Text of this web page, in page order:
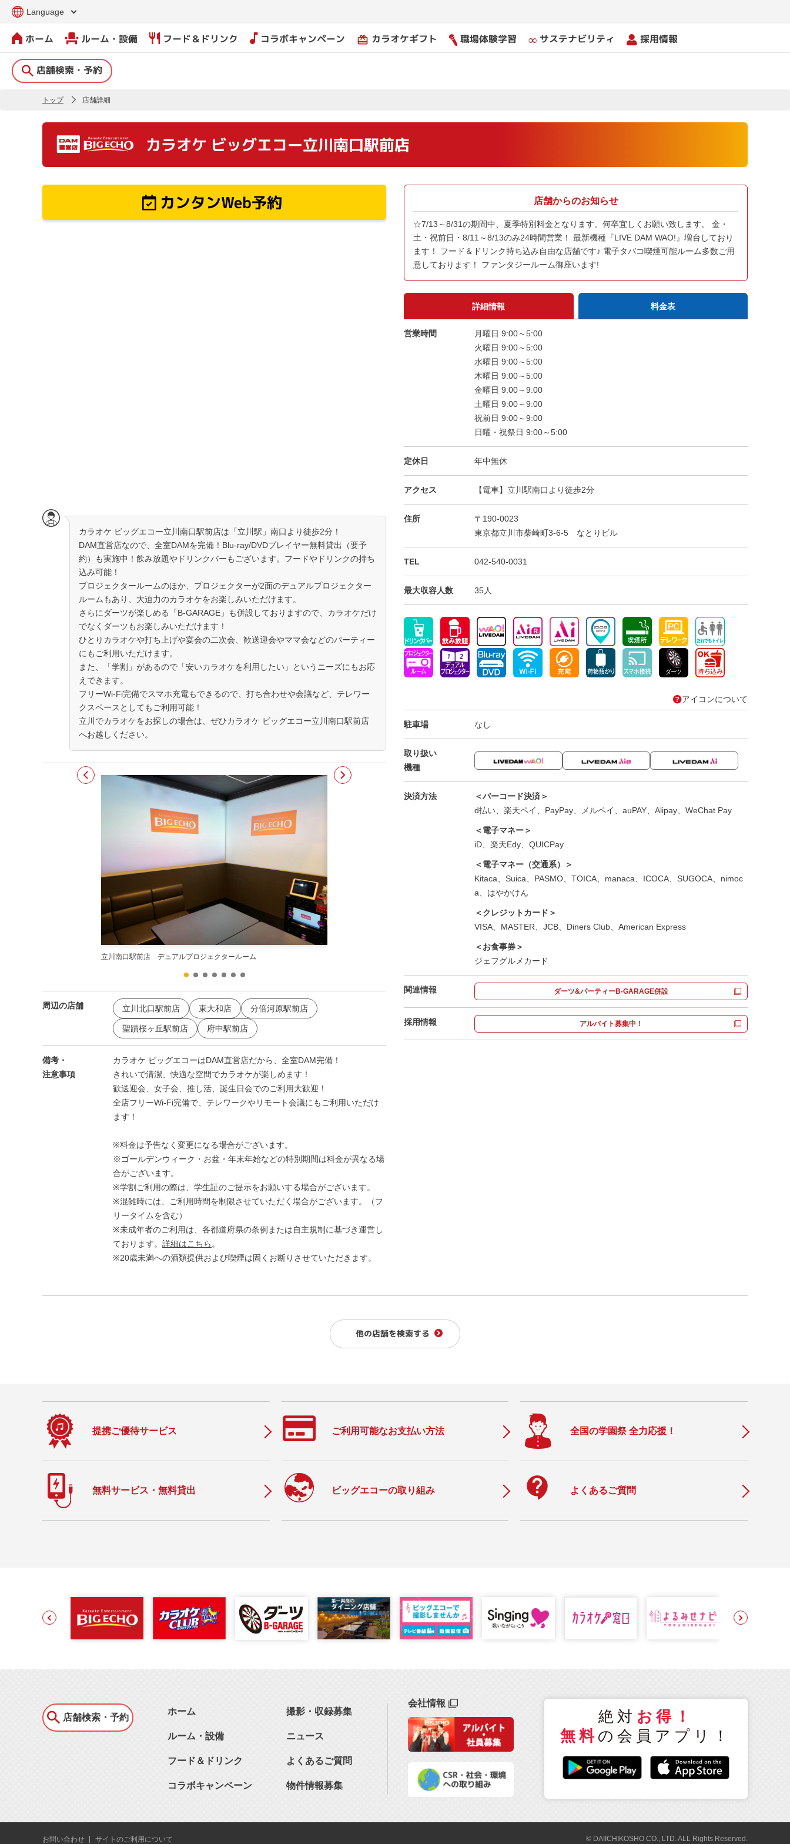
Language
ホーム ルーム・設備 フード＆ドリンク コラボキャンペーン card_giftcard カラオケギフト 職場体験学習 サステナビリティ 採用情報
店舗検索・予約
トップ 店舗詳細
カラオケ ビッグエコー立川南口駅前店
カンタンWeb予約
カラオケ ビッグエコー立川南口駅前店は「立川駅」南口より徒歩2分！
DAM直営店なので、全室DAMを完備！Blu-ray/DVDプレイヤー無料貸出（要予
約）も実施中！飲み放題やドリンクバーもございます。フードやドリンクの持ち
込み可能！
プロジェクタールームのほか、プロジェクターが2面のデュアルプロジェクター
ルームもあり、大迫力のカラオケをお楽しみいただけます。
さらにダーツが楽しめる「B-GARAGE」も併設しておりますので、カラオケだけ
でなくダーツもお楽しみいただけます！
ひとりカラオケや打ち上げや宴会の二次会、歓送迎会やママ会などのパーティー
にもご利用いただけます。
また、「学割」があるので「安いカラオケを利用したい」というニーズにもお応
えできます。
フリーWi-Fi完備でスマホ充電もできるので、打ち合わせや会議など、テレワー
クスペースとしてもご利用可能！
立川でカラオケをお探しの場合は、ぜひカラオケ ビッグエコー立川南口駅前店
へお越しください。
立川南口駅前店 デュアルプロジェクタールーム
周辺の店舗 立川北口駅前店 東大和店 分倍河原駅前店
聖蹟桜ヶ丘駅前店 府中駅前店
備考・
注意事項
カラオケ ビッグエコーはDAM直営店だから、全室DAM完備！
きれいで清潔、快適な空間でカラオケが楽しめます！
歓送迎会、女子会、推し活、誕生日会でのご利用大歓迎！
全店フリーWi-Fi完備で、テレワークやリモート会議にもご利用いただけ
ます！
※料金は予告なく変更になる場合がございます。
※ゴールデンウィーク・お盆・年末年始などの特別期間は料金が異なる場
合がございます。
※学割ご利用の際は、学生証のご提示をお願いする場合がございます。
※混雑時には、ご利用時間を制限させていただく場合がございます。（フ
リータイムを含む）
※未成年者のご利用は、各都道府県の条例または自主規制に基づき運営し
ております。 詳細はこちら 。
※20歳未満への酒類提供および喫煙は固くお断りさせていただきます。
店舗からのお知らせ
☆7/13～8/31の期間中、夏季特別料金となります。何卒宜しくお願い致します。 金・
土・祝前日・8/11～8/13のみ24時間営業！ 最新機種『LIVE DAM WAO!』増台しており
ます！ フード＆ドリンク持ち込み自由な店舗です♪ 電子タバコ喫煙可能ルーム多数ご用
意しております！ ファンタジールーム御座います!
詳細情報 料金表
営業時間
月曜日 9:00～5:00
火曜日 9:00～5:00
水曜日 9:00～5:00
木曜日 9:00～5:00
金曜日 9:00～9:00
土曜日 9:00～9:00
祝前日 9:00～9:00
日曜・祝祭日 9:00～5:00
定休日 年中無休
アクセス 【電車】立川駅南口より徒歩2分
住所
〒190-0023
東京都立川市柴崎町3-6-5 なとりビル
TEL 042-540-0031
最大収容人数 35人
アイコンについて
駐車場 なし
取り扱い
機種
決済方法
＜バーコード決済＞
d払い、楽天ペイ、PayPay、メルペイ、auPAY、Alipay、WeChat Pay
＜電子マネー＞
iD、楽天Edy、QUICPay
＜電子マネー（交通系）＞
Kitaca、Suica、PASMO、TOICA、manaca、ICOCA、SUGOCA、nimoc
a、はやかけん
＜クレジットカード＞
VISA、MASTER、JCB、Diners Club、American Express
＜お食事券＞
ジェフグルメカード
関連情報 ダーツ&パーティーB-GARAGE併設
採用情報 アルバイト募集中！
他の店舗を検索する
提携ご優待サービス ご利用可能なお支払い方法 全国の学園祭 全力応援！
無料サービス・無料貸出 ビッグエコーの取り組み contact_support よくあるご質問
店舗検索・予約
ホーム
ルーム・設備
フード＆ドリンク
コラボキャンペーン
撮影・収録募集
ニュース
よくあるご質問
物件情報募集
会社情報
絶対 お得！
無料 の会員アプリ！
お問い合わせ サイトのご利用について © DAIICHIKOSHO CO., LTD. ALL Rights Reserved.